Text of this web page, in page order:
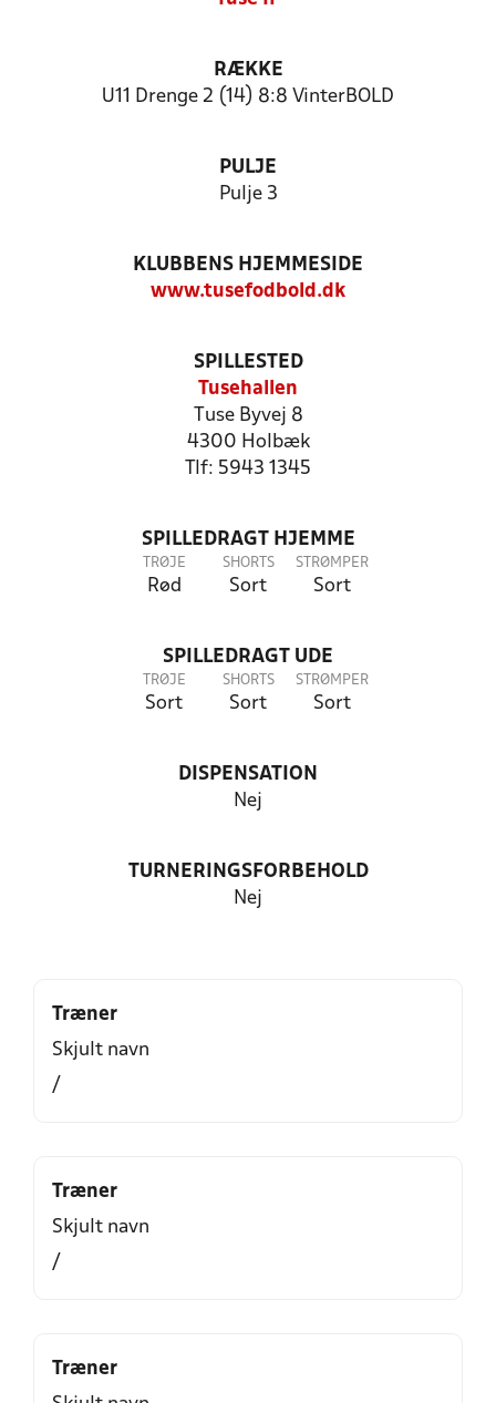
RÆKKE
U11 Drenge 2 (14) 8:8 VinterBOLD
PULJE
Pulje 3
KLUBBENS HJEMMESIDE
www.tusefodbold.dk
SPILLESTED
Tusehallen
Tuse Byvej 8
4300 Holbæk
Tlf: 5943 1345
SPILLEDRAGT HJEMME
TRØJE
Rød
SHORTS
Sort
STRØMPER
Sort
SPILLEDRAGT UDE
TRØJE
Sort
SHORTS
Sort
STRØMPER
Sort
DISPENSATION
Nej
TURNERINGSFORBEHOLD
Nej
Træner
Skjult navn
/
Træner
Skjult navn
/
Træner